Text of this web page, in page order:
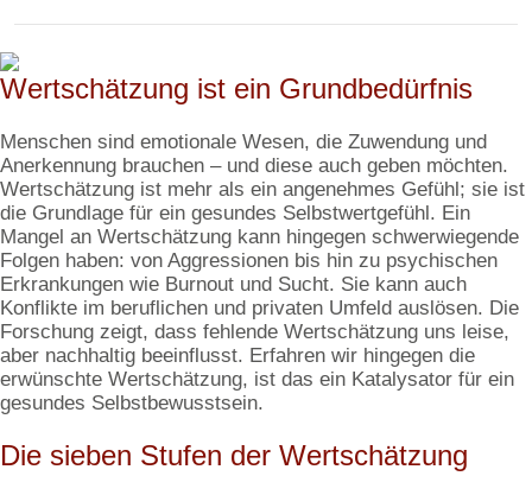
Wertschätzung ist ein Grundbedürfnis
Menschen sind emotionale Wesen, die Zuwendung und
Anerkennung brauchen – und diese auch geben möchten.
Wertschätzung ist mehr als ein angenehmes Gefühl; sie ist
die Grundlage für ein gesundes Selbstwertgefühl. Ein
Mangel an Wertschätzung kann hingegen schwerwiegende
Folgen haben: von Aggressionen bis hin zu psychischen
Erkrankungen wie Burnout und Sucht. Sie kann auch
Konflikte im beruflichen und privaten Umfeld auslösen. Die
Forschung zeigt, dass fehlende Wertschätzung uns leise,
aber nachhaltig beeinflusst. Erfahren wir hingegen die
erwünschte Wertschätzung, ist das ein Katalysator für ein
gesundes Selbstbewusstsein.
Die sieben Stufen der Wertschätzung